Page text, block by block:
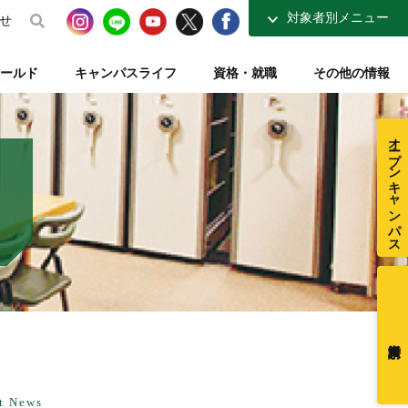
対象者別メニュー
高校生の方へ
社会人・大学生の方へ
在校生ページ
卒業生の方へ
採用ご担当者様へ
コース 夜間コース特集
柔道整復学科 講師紹介 施設・図書室紹介
ター
ュージアム
指定校推薦入試 一般入試【テキスト入試】
ルド
師と整体師の違い
キャンパスライフ
【資格取得を支える】
資格・就職
講座
その他の情報
テレビ・ラジオ放送【元気もりもり学園】
News
オープンキャンパス